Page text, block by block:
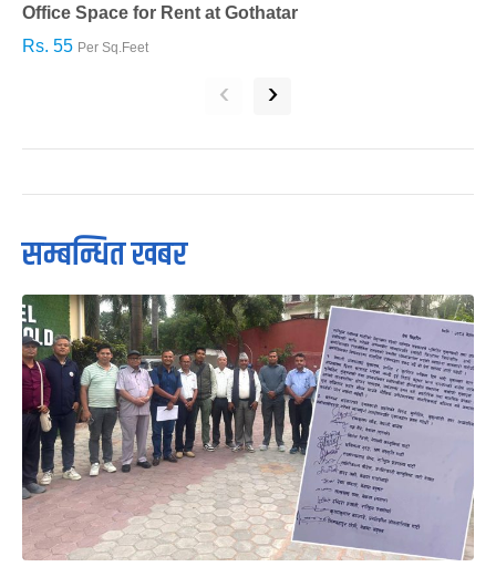
Office Space for Rent at Gothatar
Rs. 55 Per Sq.Feet
‹ ›
सम्बन्धित खबर